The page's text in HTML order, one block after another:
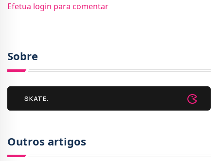
Efetua login para comentar
Sobre
SKATE.
Outros artigos